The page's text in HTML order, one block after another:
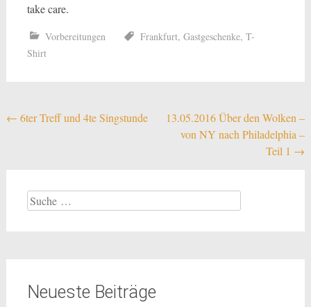
take care.
Vorbereitungen Frankfurt, Gastgeschenke, T-
Shirt
Beitragsnavigation
← 6ter Treff und 4te Singstunde
13.05.2016 Über den Wolken –
von NY nach Philadelphia –
Teil 1 →
Suche
nach:
Neueste Beiträge